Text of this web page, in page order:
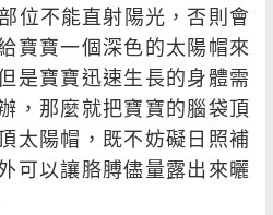
位不能直射陽光，否則會
寶寶一個深色的太陽帽來
是寶寶迅速生長的身體需
，那麼就把寶寶的腦袋頂
太陽帽，既不妨礙日照補
可以讓胳膊儘量露出來曬